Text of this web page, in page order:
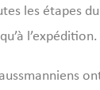
les étapes
l’expédition.